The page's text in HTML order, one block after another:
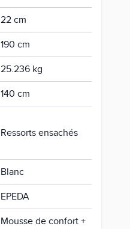
22 cm
190 cm
25.236 kg
140 cm
Ressorts ensachés
Blanc
EPEDA
Mousse de confort +